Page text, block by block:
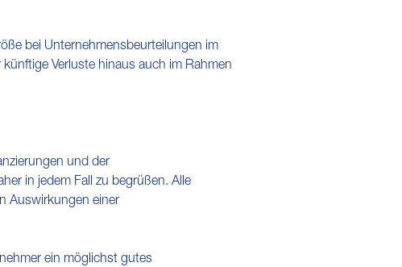
bei Unternehmensbeurteilungen im
Verluste hinaus auch im Rahmen
und der
in jedem Fall zu begrüßen. Alle
Auswirkungen einer
ein möglichst gutes